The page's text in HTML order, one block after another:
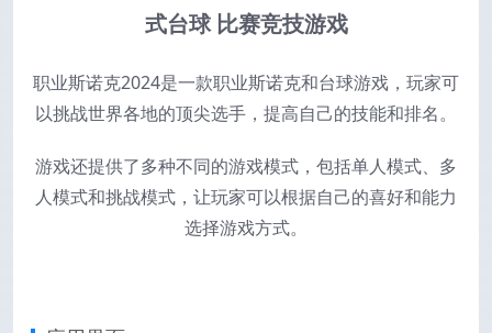
式台球 比赛竞技游戏
职业斯诺克2024是一款职业斯诺克和台球游戏，玩家可
以挑战世界各地的顶尖选手，提高自己的技能和排名。
游戏还提供了多种不同的游戏模式，包括单人模式、多
人模式和挑战模式，让玩家可以根据自己的喜好和能力
选择游戏方式。